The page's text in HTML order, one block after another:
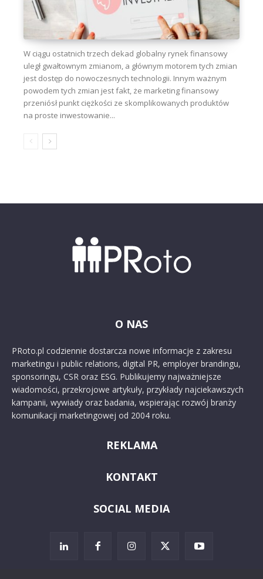
W ciągu ostatnich trzech dekad globalny rynek finansowy
uległ gwałtownym zmianom, a głównym motorem tych zmian
jest dostęp do nowoczesnych technologii. Innym ważnym
powodem tych zmian jest fakt, że marketing finansowy
przeniósł punkt ciężkości ze skomplikowanych produktów
na proste inwestowanie...
O NAS
PRoto.pl codziennie dostarcza nowe informacje z zakresu
marketingu i public relations, digital PR, employer brandingu,
sponsoringu, CSR oraz ESG. Publikujemy najważniejsze
wiadomości, przekrojowe artykuły, przykłady najciekawszych
kampanii, wywiady oraz badania, wspierając rozwój branży
komunikacji marketingowej od 2004 roku.
REKLAMA
KONTAKT
SOCIAL MEDIA